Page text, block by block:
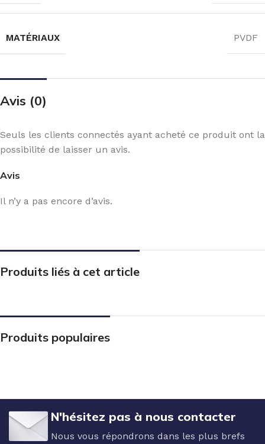
MATÉRIAUX PVDF
Avis (0)
Avis
Il n’y a pas encore d’avis.
Seuls les clients connectés ayant acheté ce produit ont la
possibilité de laisser un avis.
Produits liés à cet article
Produits populaires
N'hésitez pas à nous contacter
Nous vous répondrons dans les plus brefs